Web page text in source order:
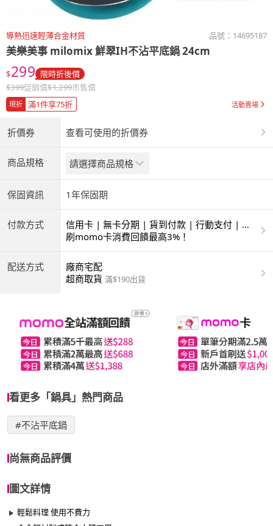
導熱迅速輕薄合金材質 品號： 14695187
美樂美事 milomix鮮翠IH不沾平底鍋 24cm
$299 限時折後價
$399促銷價$1,299市售價
現折 滿1件享75折 活動賣場
折價券 查看可使用的折價券
商品規格 請選擇商品規格
保固資訊 1年保固期
付款方式
信用卡 | 無卡分期 | 貨到付款 | 行動支付 | 超
商付款 | ATM | 銀聯卡
刷momo卡消費回饋最高3%！
配送方式
廠商宅配
超商取貨 滿$190出貨
看更多「鍋具」熱門商品
#不沾平底鍋
尚無商品評價
圖文詳情
輕鬆料理 使用不費力